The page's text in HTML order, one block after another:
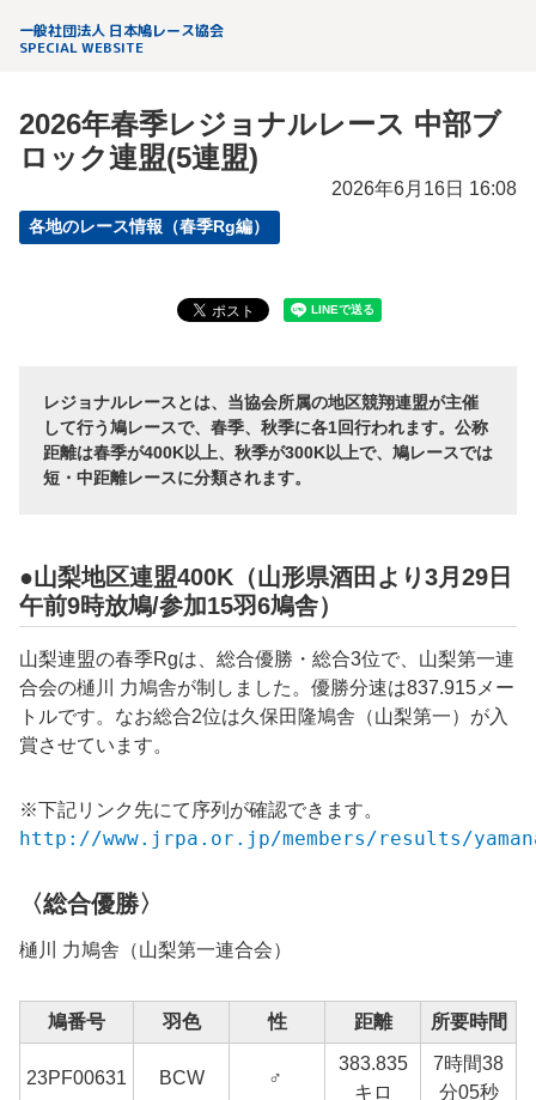
一般社団法人 日本鳩レース協会
SPECIAL WEBSITE
2026年春季レジョナルレース 中部ブ
ロック連盟(5連盟)
2026年6月16日 16:08
各地のレース情報（春季Rg編）
レジョナルレースとは、当協会所属の地区競翔連盟が主催
して行う鳩レースで、春季、秋季に各1回行われます。公称
距離は春季が400K以上、秋季が300K以上で、鳩レースでは
短・中距離レースに分類されます。
●山梨地区連盟400K（山形県酒田より3月29日
午前9時放鳩/参加15羽6鳩舎）
山梨連盟の春季Rgは、総合優勝・総合3位で、山梨第一連
合会の樋川 力鳩舎が制しました。優勝分速は837.915 メー
トルです。なお総合2位は久保田隆鳩舎（山梨第一）が入
賞させています。
※下記リンク先にて序列が確認できます。
http://www.jrpa.or.jp/members/results/
〈総合優勝〉
樋川 力鳩舎（山梨第一連合会）
鳩番号 羽色 性 距離 所要時間
23PF00631 BCW ♂
383.835
キロ
7時間38
分05秒